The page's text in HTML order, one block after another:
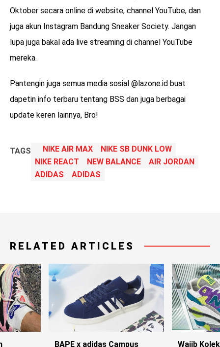
Oktober secara online di website, channel YouTube, dan
juga akun Instagram Bandung Sneaker Society. Jangan
lupa juga bakal ada live streaming di channel YouTube
mereka.
Pantengin juga semua media sosial @lazone.id buat
dapetin info terbaru tentang BSS dan juga berbagai
update keren lainnya, Bro!
TAGS NIKE AIR MAX
NIKE SB DUNK LOW
NIKE REACT
NEW BALANCE
AIR JORDAN
ADIDAS
ADIDAS
RELATED ARTICLES
BAPE x adidas Campus
Wajib